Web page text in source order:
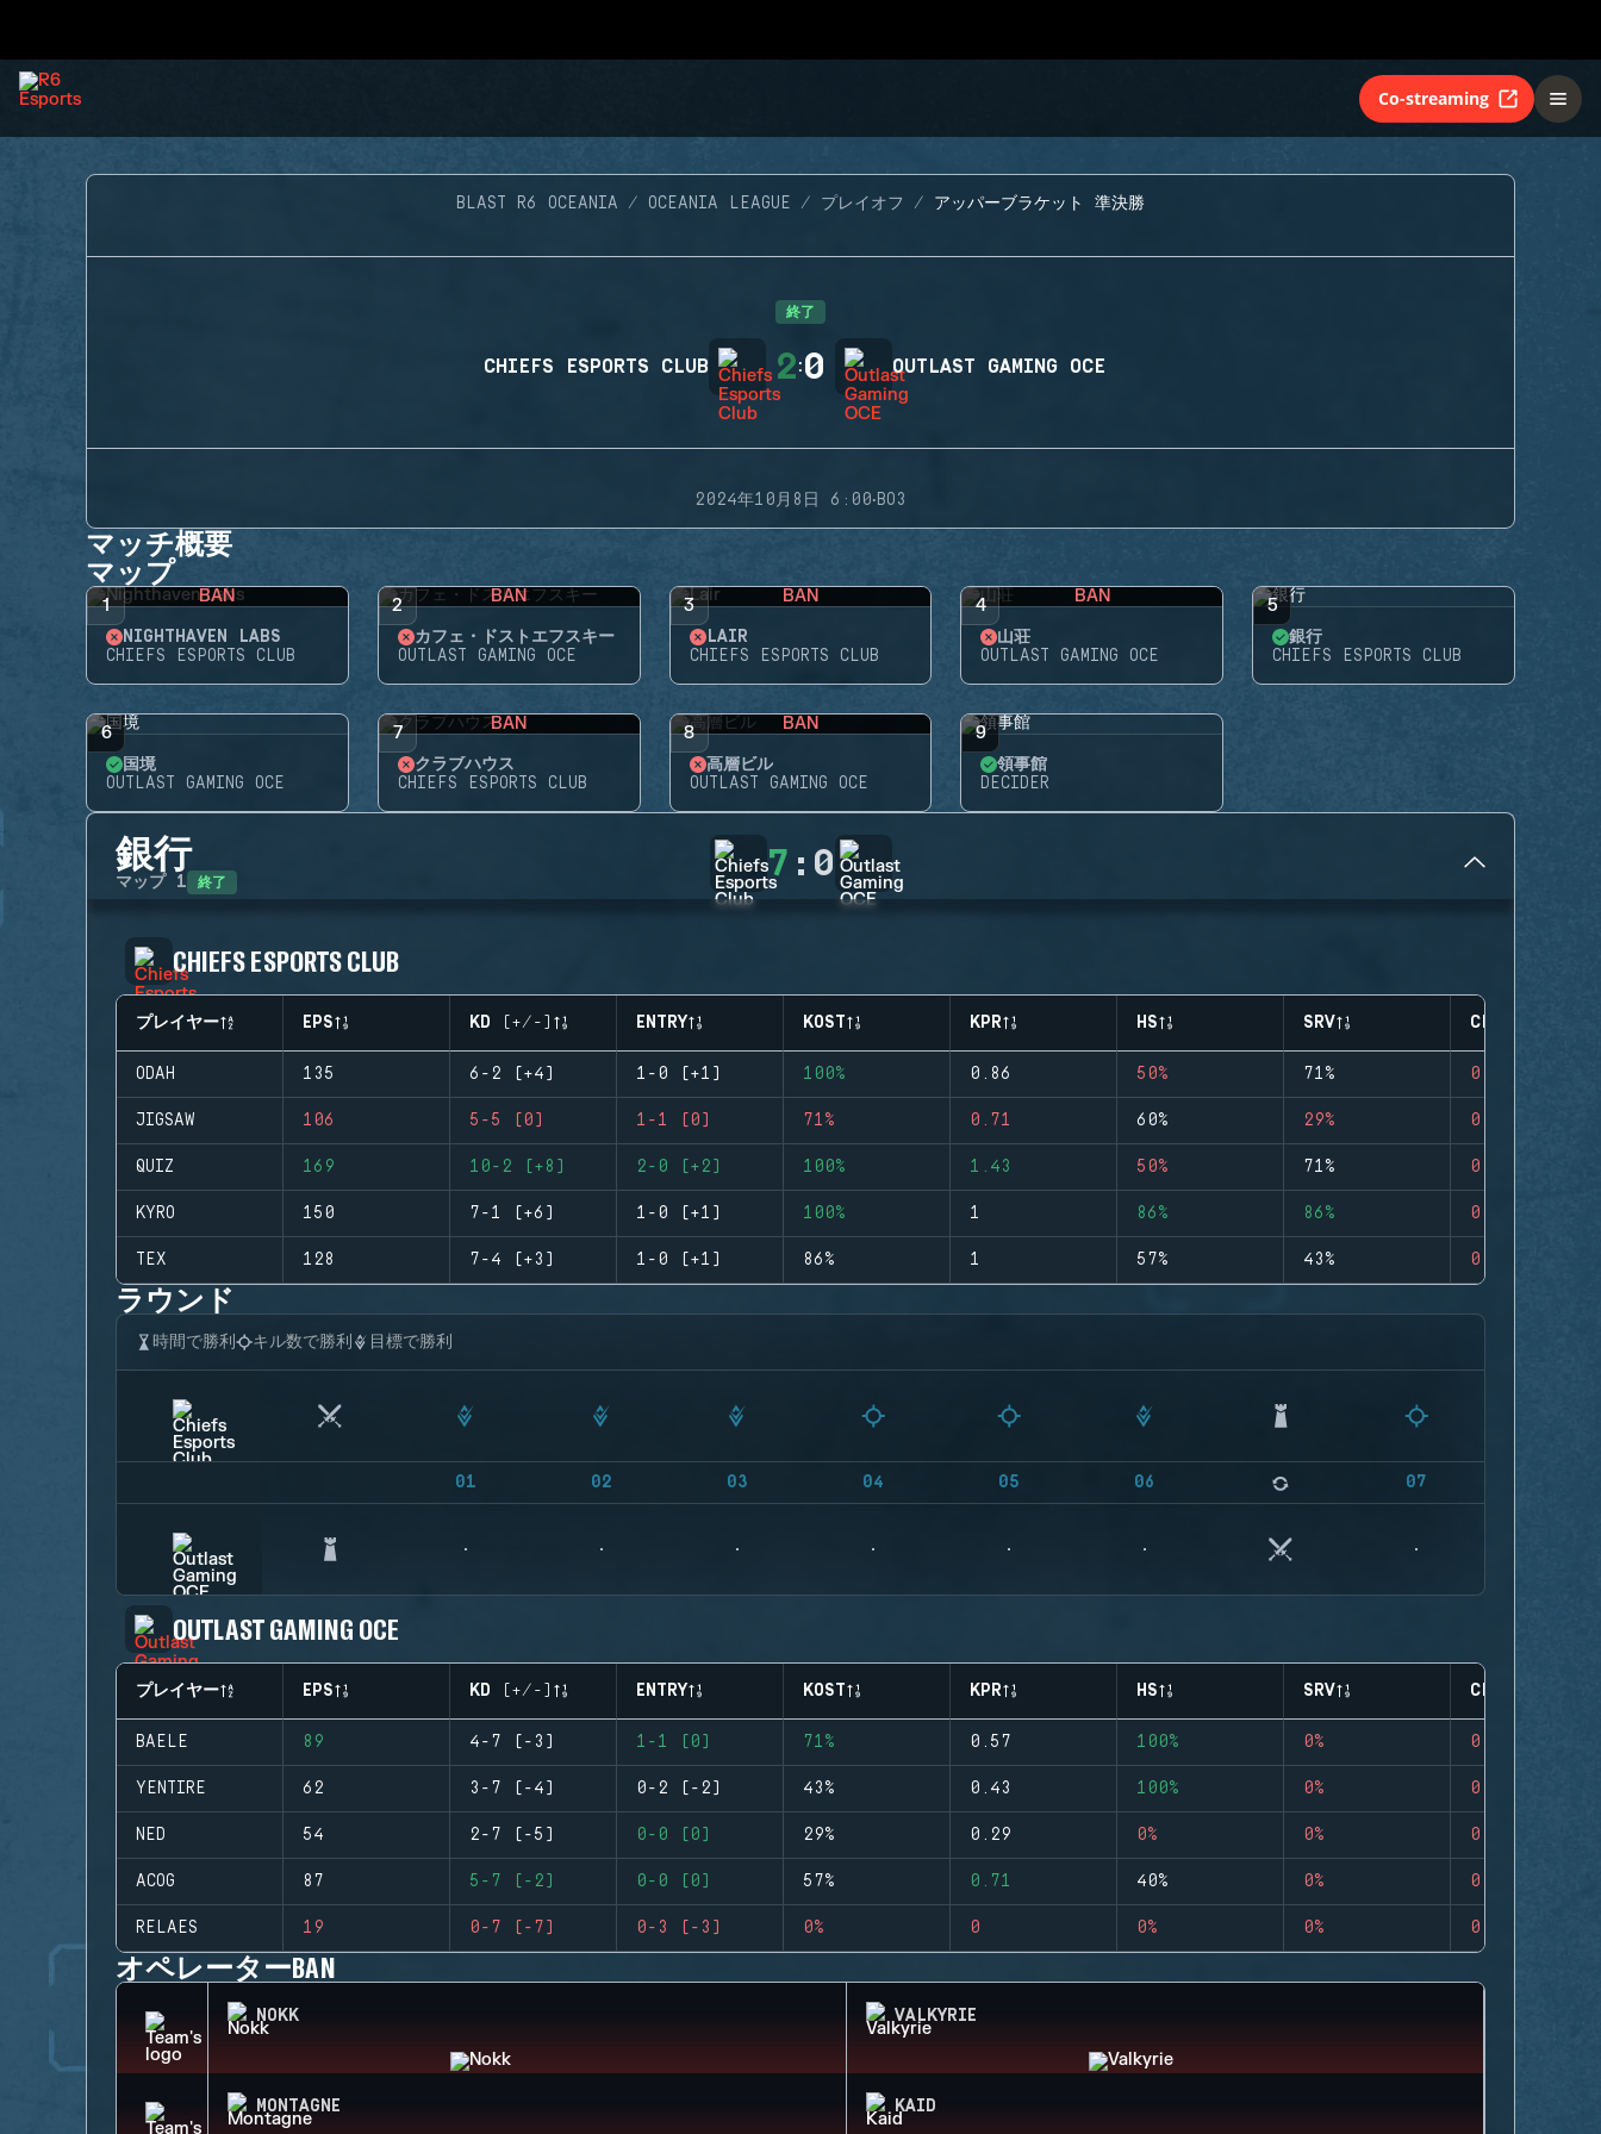
Co-streaming
BLAST R6 OCEANIA OCEANIA LEAGUE プレイオフ アッパーブラケット 準決勝
終了
CHIEFS ESPORTS CLUB 2:0 OUTLAST GAMING OCE
2024年10月8日 6:00·BO3
マッチ概要
マップ
1 BAN
NIGHTHAVEN LABS
CHIEFS ESPORTS CLUB
2 BAN
カフェ・ドストエフスキー
OUTLAST GAMING OCE
3 BAN
LAIR
CHIEFS ESPORTS CLUB
4 BAN
山荘
OUTLAST GAMING OCE
5
銀行
CHIEFS ESPORTS CLUB
6
国境
OUTLAST GAMING OCE
7 BAN
クラブハウス
CHIEFS ESPORTS CLUB
8 BAN
高層ビル
OUTLAST GAMING OCE
9
領事館
DECIDER
銀行
マップ 1 終了 7 : 0
CHIEFS ESPORTS CLUB
プレイヤー EPS KD (+/-) ENTRY KOST KPR HS SRV CLUTCHES
ODAH 135 6-2 (+4) 1-0 (+1) 100% 0.86 50% 71% 0
JIGSAW 106 5-5 (0) 1-1 (0) 71% 0.71 60% 29% 0
QUIZ 169 10-2 (+8) 2-0 (+2) 100% 1.43 50% 71% 0
KYRO 150 7-1 (+6) 1-0 (+1) 100% 1 86% 86% 0
TEX 128 7-4 (+3) 1-0 (+1) 86% 1 57% 43% 0
ラウンド
時間で勝利 キル数で勝利 目標で勝利
01 02 03 04 05 06 07
OUTLAST GAMING OCE
プレイヤー EPS KD (+/-) ENTRY KOST KPR HS SRV CLUTCHES
BAELE 89 4-7 (-3) 1-1 (0) 71% 0.57 100% 0% 0
YENTIRE 62 3-7 (-4) 0-2 (-2) 43% 0.43 100% 0% 0
NED 54 2-7 (-5) 0-0 (0) 29% 0.29 0% 0% 0
ACOG 87 5-7 (-2) 0-0 (0) 57% 0.71 40% 0% 0
RELAES 19 0-7 (-7) 0-3 (-3) 0% 0 0% 0% 0
オペレーターBAN
NOKK VALKYRIE
MONTAGNE KAID